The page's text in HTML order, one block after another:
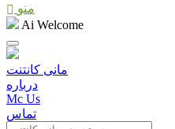
منو
Ai Welcome
مانی کانتنت
درباره
Mc Us
تماس